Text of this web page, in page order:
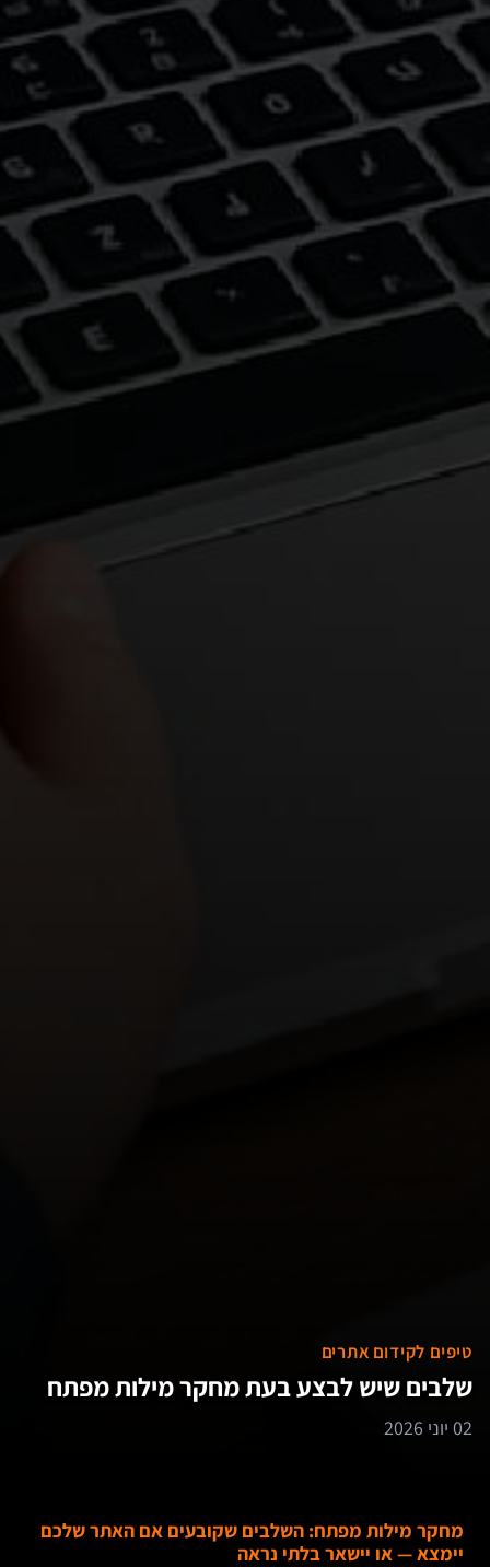
טיפים לקידום אתרים
שלבים שיש לבצע בעת מחקר מילות מפתח
02 יוני 2026
מחקר מילות מפתח: השלבים שקובעים אם האתר שלכם
יימצא — או יישאר בלתי נראה